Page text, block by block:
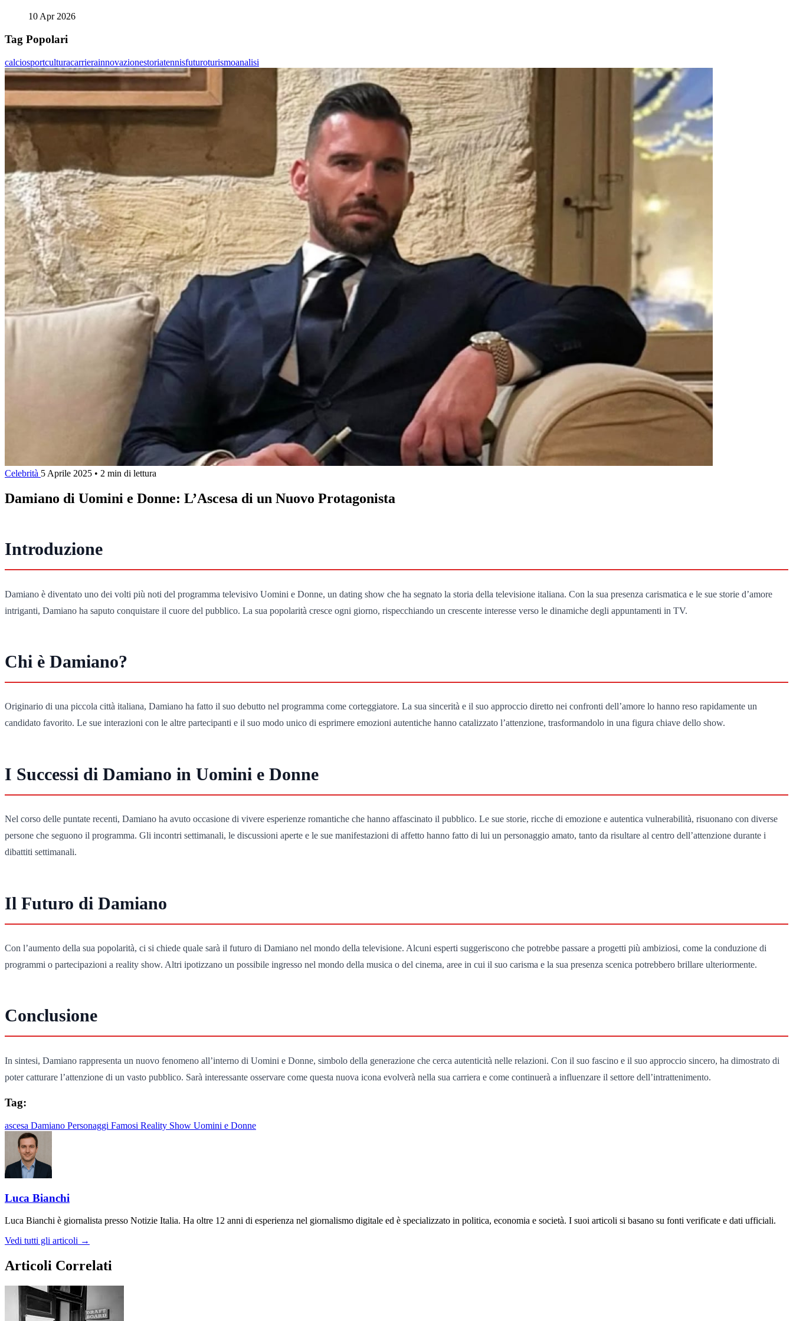
10 Apr 2026
Tag Popolari
calciosportculturacarrierainnovazionestoriatennisfuturoturismoanalisi
Celebrità 5 Aprile 2025 • 2 min di lettura
Damiano di Uomini e Donne: L’Ascesa di un Nuovo Protagonista
Introduzione
Damiano è diventato uno dei volti più noti del programma televisivo Uomini e Donne, un dating show che ha segnato la storia della televisione italiana. Con la sua presenza carismatica e le sue storie d’amore
intriganti, Damiano ha saputo conquistare il cuore del pubblico. La sua popolarità cresce ogni giorno, rispecchiando un crescente interesse verso le dinamiche degli appuntamenti in TV.
Chi è Damiano?
Originario di una piccola città italiana, Damiano ha fatto il suo debutto nel programma come corteggiatore. La sua sincerità e il suo approccio diretto nei confronti dell’amore lo hanno reso rapidamente un
candidato favorito. Le sue interazioni con le altre partecipanti e il suo modo unico di esprimere emozioni autentiche hanno catalizzato l’attenzione, trasformandolo in una figura chiave dello show.
I Successi di Damiano in Uomini e Donne
Nel corso delle puntate recenti, Damiano ha avuto occasione di vivere esperienze romantiche che hanno affascinato il pubblico. Le sue storie, ricche di emozione e autentica vulnerabilità, risuonano con diverse
persone che seguono il programma. Gli incontri settimanali, le discussioni aperte e le sue manifestazioni di affetto hanno fatto di lui un personaggio amato, tanto da risultare al centro dell’attenzione durante i
dibattiti settimanali.
Il Futuro di Damiano
Con l’aumento della sua popolarità, ci si chiede quale sarà il futuro di Damiano nel mondo della televisione. Alcuni esperti suggeriscono che potrebbe passare a progetti più ambiziosi, come la conduzione di
programmi o partecipazioni a reality show. Altri ipotizzano un possibile ingresso nel mondo della musica o del cinema, aree in cui il suo carisma e la sua presenza scenica potrebbero brillare ulteriormente.
Conclusione
In sintesi, Damiano rappresenta un nuovo fenomeno all’interno di Uomini e Donne, simbolo della generazione che cerca autenticità nelle relazioni. Con il suo fascino e il suo approccio sincero, ha dimostrato di
poter catturare l’attenzione di un vasto pubblico. Sarà interessante osservare come questa nuova icona evolverà nella sua carriera e come continuerà a influenzare il settore dell’intrattenimento.
Tag:
ascesa Damiano Personaggi Famosi Reality Show Uomini e Donne
Luca Bianchi
Luca Bianchi è giornalista presso Notizie Italia. Ha oltre 12 anni di esperienza nel giornalismo digitale ed è specializzato in politica, economia e società. I suoi articoli si basano su fonti verificate e dati ufficiali.
Vedi tutti gli articoli →
Articoli Correlati